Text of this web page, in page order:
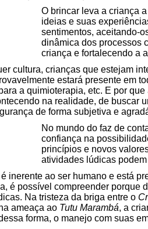
O brincar leva a criança
ideias e suas
sentimentos, aceitando-
dinâmica dos processos
criança e fortalecendo a
cultura, crianças que estejam
estará presente em
a quimioterapia, etc. E por
na realidade, de buscar
de forma subjetiva e
No mundo do faz de
confiança na
princípios e novos
atividades lúdicas
inerente ao ser humano e está
é possível compreender porque
Na tristeza da briga entre o
ameaça ao Tutu Marambá, a
forma, o manejo com suas